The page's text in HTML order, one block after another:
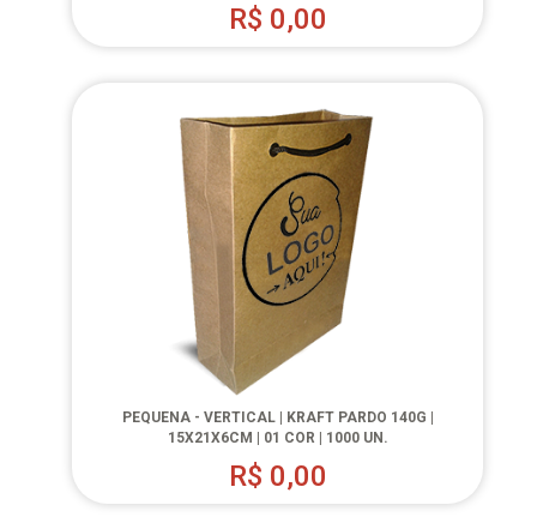
R$ 0,00
PEQUENA - VERTICAL | KRAFT PARDO 140G |
15X21X6CM | 01 COR | 1000 UN.
R$ 0,00